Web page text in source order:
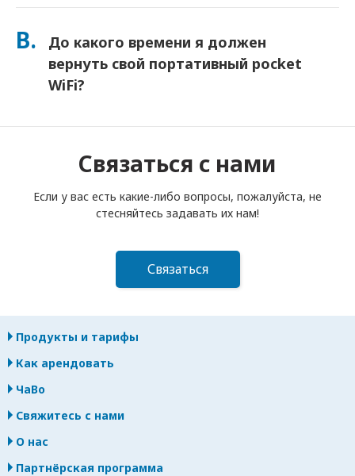
Вы можете добавить Страховку при оформлении заказа,
взимается плата за замену. Если что-то случится,
немедленно свяжитесь с нами — мы поможем вам
оставаться на связи.
В.
До какого времени я должен
вернуть свой портативный pocket
WiFi?
с вас будет взиматься плата.
Связаться с нами
Если у вас есть какие-либо вопросы, пожалуйста, не
стесняйтесь задавать их нам!
Связаться
Продукты и тарифы
Как арендовать
ЧаВо
Свяжитесь с нами
О нас
Партнёрская программа